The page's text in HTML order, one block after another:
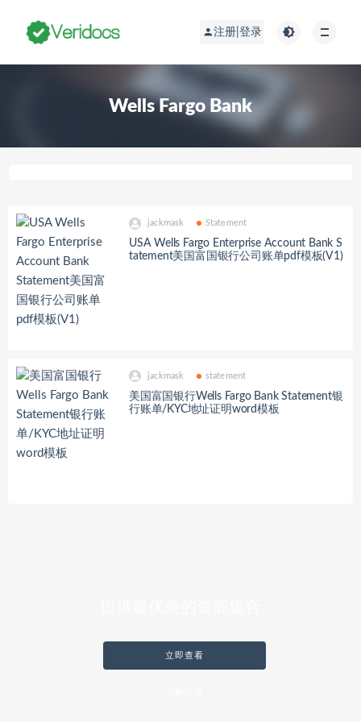
注册|登录
Wells Fargo Bank
jackmask Statement
USA Wells Fargo Enterprise Account Bank S
tatement美国富国银行公司账单pdf模板(V1)
jackmask statement
美国富国银行Wells Fargo Bank Statement银
行账单/KYC地址证明word模板
立即查看